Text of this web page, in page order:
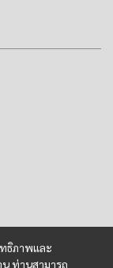
ธิภาพและ
ท่านสามารถ